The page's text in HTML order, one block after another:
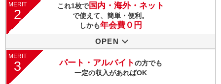
MERIT
2
これ1枚で国内・海外・ネット
で使えて、簡単・便利。
しかも年会費０円
OPEN
MERIT
3 パート・アルバイトの方でも
一定の収入があればOK